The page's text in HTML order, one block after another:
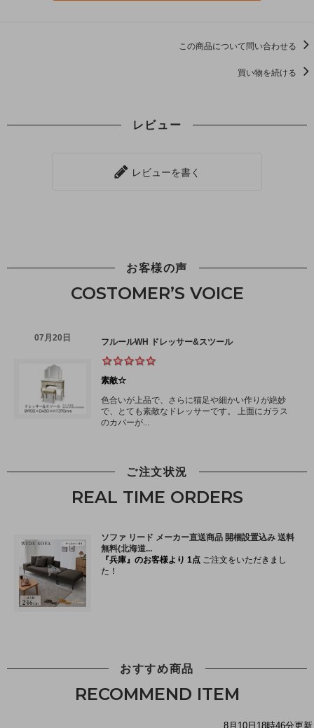
この商品について問い合わせる
買い物を続ける
レビュー
レビューを書く
お客様の声
COSTOMER’S VOICE
ご注文状況
REAL TIME ORDERS
おすすめ商品
RECOMMEND ITEM